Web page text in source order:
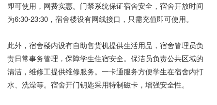
即可使用，网费实惠。门禁系统保证宿舍安全，宿舍开放时间
为6:30-23:30，宿舍楼设有网线接口，只需充值即可使用。
此外，宿舍楼内设有自助售货机提供生活用品，宿舍管理员负
责日常事务管理，保障学生住宿安全。保洁员负责公共区域的
清洁，维修工提供维修服务。一卡通服务方便学生在宿舍内打
水、洗澡等。宿舍开门钥匙采用特制磁卡，增强安全性。